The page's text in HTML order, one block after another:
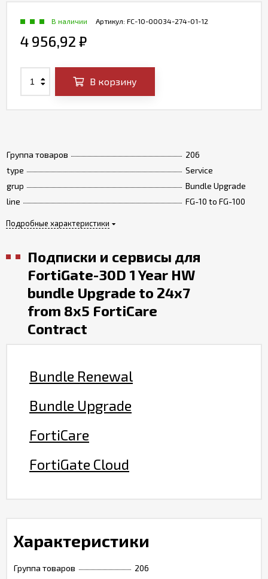
Группа товаров
206
type
Service
grup
Bundle Upgrade
line
FG-10 to FG-100
Подробные характеристики
Артикул: FC-10-00034-274-01-12
В наличии
4 956,92 ₽
В корзину
Подписки и сервисы для
FortiGate-30D 1 Year HW
bundle Upgrade to 24x7
from 8x5 FortiCare
Contract
Bundle Renewal
Bundle Upgrade
FortiCare
FortiGate Cloud
Характеристики
Группа товаров
206